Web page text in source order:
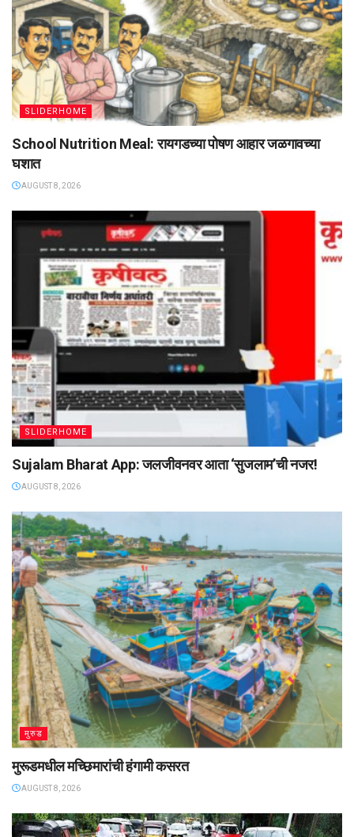
SLIDERHOME
School Nutrition Meal: रायगडच्या पोषण आहार जळगावच्या
घशात
AUGUST 8, 2026
SLIDERHOME
Sujalam Bharat App: जलजीवनवर आता ‌‘सुजलाम‌’ची नजर!
AUGUST 8, 2026
मुरुड
मुरूडमधील मच्छिमारांची हंगामी कसरत
AUGUST 8, 2026